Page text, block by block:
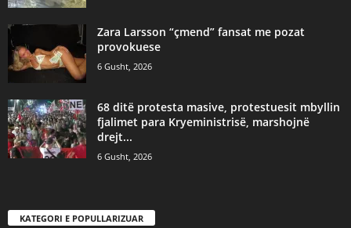
Zara Larsson “çmend” fansat me pozat
provokuese
6 Gusht, 2026
68 ditë protesta masive, protestuesit mbyllin
fjalimet para Kryeministrisë, marshojnë
drejt...
6 Gusht, 2026
KATEGORI E POPULLARIZUAR